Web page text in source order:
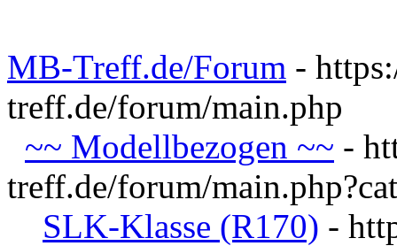
MB-Treff.de/Forum -
treff.de/forum/main.php
~~ Modellbezogen ~~ -
treff.de/forum/
SLK-Klasse (R170) -